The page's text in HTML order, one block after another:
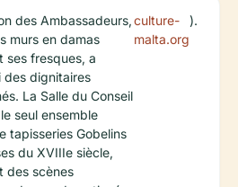
des Ambassadeurs,
murs en damas
ses fresques, a
des dignitaires
La Salle du Conseil
seul ensemble
tapisseries Gobelins
du XVIIIe siècle,
des scènes
culture-
malta.org
).